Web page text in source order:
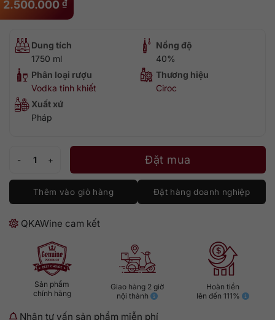
2.500.000 ₫
Dung tích
1750 ml
Nồng độ
40%
Phân loại rượu
Vodka tinh khiết
Thương hiệu
Ciroc
Xuất xứ
Pháp
Đặt mua
Thêm vào giỏ hàng Đặt hàng doanh nghiệp
QKAWine cam kết
Sản phẩm
chính hãng
Giao hàng 2 giờ
nội thành
Hoàn tiền
lên đến 111%
Nhận tư vấn sản phẩm miễn phí